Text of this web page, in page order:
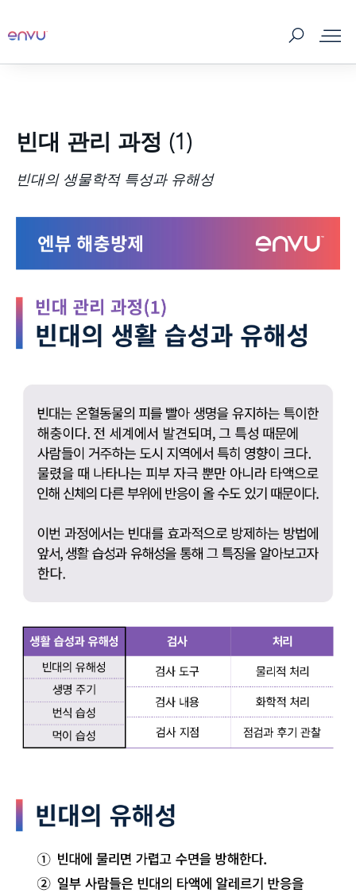
회사소개
뉴스 레터
직업
사이트맵
판매처
해충정보
홍보자료
해충관리 이야기
빈대 관리 과정 (1)
빈대의 생물학적 특성과 유해성